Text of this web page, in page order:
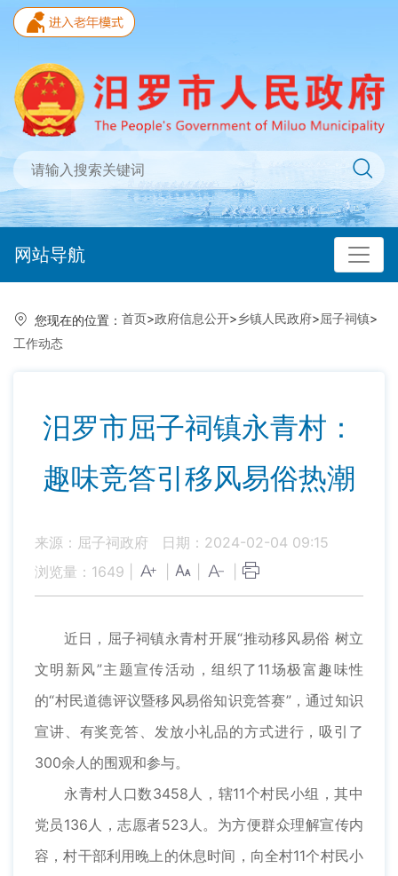
网站导航
您现在的位置： 首页>政府信息公开>乡镇人民政府>屈子祠镇>
工作动态
汨罗市屈子祠镇永青村：
趣味竞答引移风易俗热潮
来源：屈子祠政府
日期：2024-02-04 09:15
浏览量： 1649
近日，屈子祠镇永青村开展“推动移风易俗 树立
文明新风”主题宣传活动，组织了11场极富趣味性
的“村民道德评议暨移风易俗知识竞答赛”，通过知识
宣讲、有奖竞答、发放小礼品的方式进行，吸引了
300余人的围观和参与。
永青村人口数3458人，辖11个村民小组，其中
党员136人，志愿者523人。为方便群众理解宣传内
容，村干部利用晚上的休息时间，向全村11个村民小